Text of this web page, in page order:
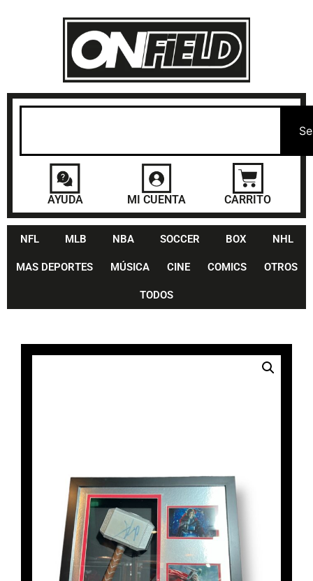
AYUDA MI CUENTA CARRITO
NFL MLB NBA SOCCER BOX NHL
MAS DEPORTES MÚSICA CINE COMICS OTROS
TODOS